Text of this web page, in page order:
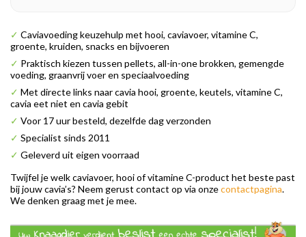
✓ Caviavoeding keuzehulp met hooi, caviavoer, vitamine C,
groente, kruiden, snacks en bijvoeren
✓ Praktisch kiezen tussen pellets, all-in-one brokken, gemengde
voeding, graanvrij voer en speciaalvoeding
✓ Met directe links naar cavia hooi, groente, keutels, vitamine C,
cavia eet niet en cavia gebit
✓ Voor 17 uur besteld, dezelfde dag verzonden
✓ Specialist sinds 2011
✓ Geleverd uit eigen voorraad
Twijfel je welk caviavoer, hooi of vitamine C-product het beste past
bij jouw cavia’s? Neem gerust contact op via onzecontactpagina.
We denken graag met je mee.